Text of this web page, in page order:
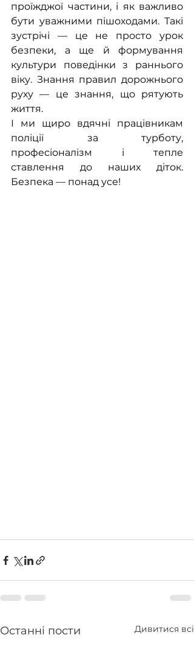
проїжджої частини, і як важливо
бути уважними пішоходами. Такі
зустрічі — це не просто урок
безпеки, а ще й формування
культури поведінки з раннього
віку. Знання правил дорожнього
руху — це знання, що рятують
життя.
І ми щиро вдячні працівникам
поліції за турботу,
професіоналізм і тепле
ставлення до наших діток.
Безпека — понад усе!
Останні пости Дивитися всі